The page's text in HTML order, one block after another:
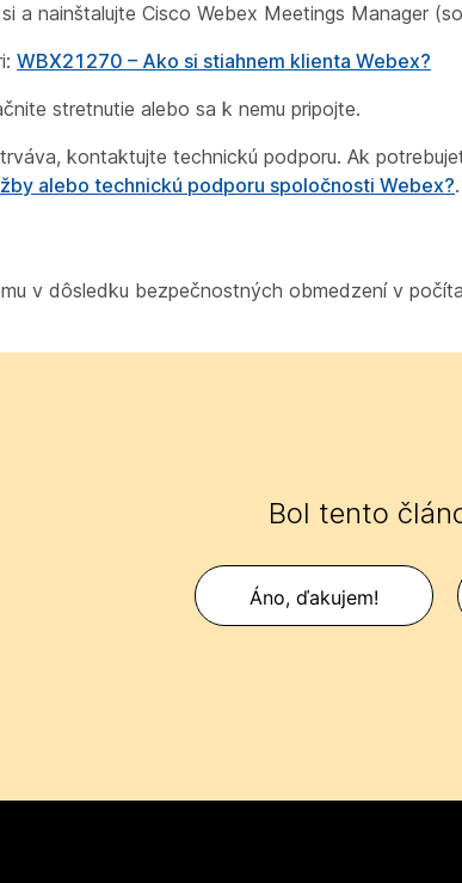
a nainštalujte Cisco Webex Meetings Manager
WBX21270 – Ako si stiahnem klienta Webex?
stretnutie alebo sa k nemu pripojte.
kontaktujte technickú podporu. Ak
alebo technickú podporu spoločnosti Webex?.
v dôsledku bezpečnostných obmedzení v
Bol tento
Áno, ďakujem!